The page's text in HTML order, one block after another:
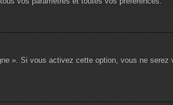
». Si vous activez cette option, vous ne